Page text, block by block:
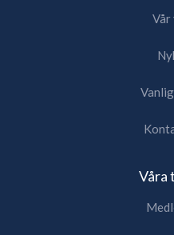
Vår
Våra